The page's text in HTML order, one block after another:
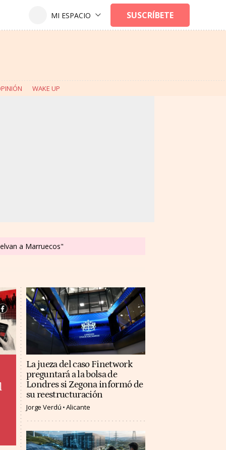
WAKE UP
a Marruecos"
La jueza del caso Finetwork
preguntará a la bolsa de
Londres si Zegona informó de
su reestructuración
Jorge Verdú Alicante